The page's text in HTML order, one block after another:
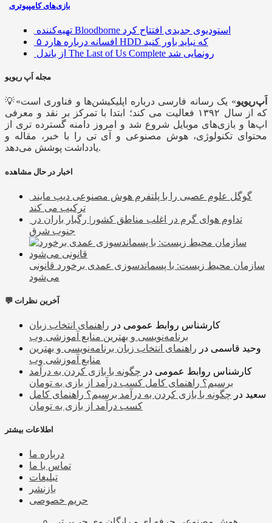
بازی‌های کامپیوتری
تهیه‌کننده Bloodborne استودیوی جدیدی افتتاح کرد
۵ افسانه درباره هارد HDD که نباید باور کنید
از باندل The Last of Us Complete رونمایی شد
مجله اَپ ریویو
💡« اَپ‌ریویو» یک رسانه فارسی درباره اپلیکیشن‌ها و فناوری است
که از سال ۱۳۹۲ فعالیت می کند؛ ابتدا با تمرکز بر نقد و معرفی
اپ‌ها و بازی‌های موبایل شروع شد و امروز دامنه گسترده تری از
محتوای تکنولوژی، هوش مصنوعی و آی تی را با خبر، مقاله و
یادداشت پوشش می‌دهد.
اخبار در حال مشاهده
گوگل علوم عصبی را با پلتفرم هوش مصنوعی دیپ مایند
ترکیب می کند
تداوم هوای گرم در اغلب مناطق کشور| رگبار باران در
جنوب شرق
سازمان محیط زیست: با پسماندسوزی‌ عمدی برخورد قانونی
می‌شود
💬 آخرین نظرات
کارشناس روابط عمومی در راهنمای انتخاب زبان
برنامه‌نویسی و بهترین منابع آموزشی وب
وحید قاسمی در راهنمای انتخاب زبان برنامه‌نویسی و بهترین
منابع آموزشی وب
کارشناس روابط عمومی در چگونه با بازی کردن به درآمد
برسیم؟ راهنمای کامل کسب درآمد از بازی به تومان
سعید در چگونه با بازی کردن به درآمد برسیم؟ راهنمای کامل
کسب درآمد از بازی به تومان
اطلاعات بیشتر
درباره ما
تماس با ما
تبلیغات
بازنشر
حریم خصوصی